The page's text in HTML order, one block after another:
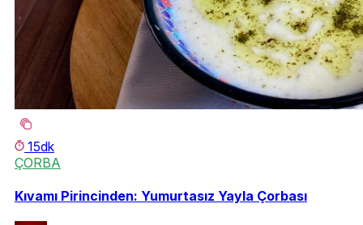
15dk
ÇORBA
Kıvamı Pirincinden: Yumurtasız Yayla Çorbası